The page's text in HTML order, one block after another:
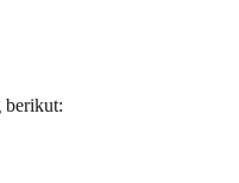
berikut: